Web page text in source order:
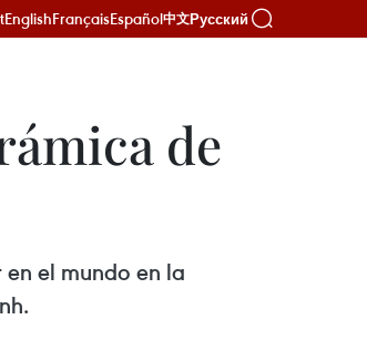
EnglishFrançaisEspañol中文Русский
de
el mundo en la